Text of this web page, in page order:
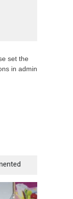
set the
in admin